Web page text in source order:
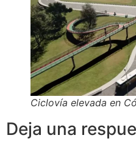
Ciclovía elevada en
Deja una